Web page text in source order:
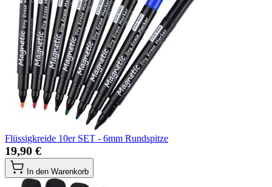
Flüssigkreide 10er SET - 6mm Rundspitze
19,90 €
In den Warenkorb